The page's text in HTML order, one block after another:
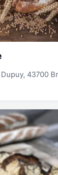
Dupuy, 43700